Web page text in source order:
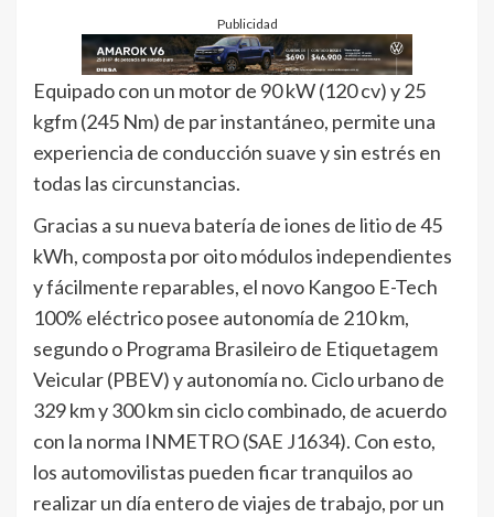
Publicidad
Equipado con un motor de 90 kW (120 cv) y 25
kgfm (245 Nm) de par instantáneo, permite una
experiencia de conducción suave y sin estrés en
todas las circunstancias.
Gracias a su nueva batería de iones de litio de 45
kWh, composta por oito módulos independientes
y fácilmente reparables, el novo Kangoo E-Tech
100% eléctrico posee autonomía de 210 km,
segundo o Programa Brasileiro de Etiquetagem
Veicular (PBEV) y autonomía no. Ciclo urbano de
329 km y 300 km sin ciclo combinado, de acuerdo
con la norma INMETRO (SAE J1634). Con esto,
los automovilistas pueden ficar tranquilos ao
realizar un día entero de viajes de trabajo, por un